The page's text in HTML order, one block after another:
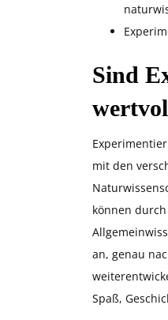
Sind
mit den
können
an, genau
Spaß,